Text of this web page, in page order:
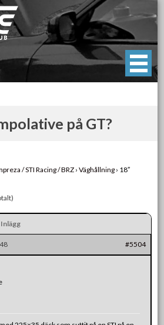
Club
på GT?
/ STI Racing / BRZ › Väghållning › 18″
Inlägg
#5504